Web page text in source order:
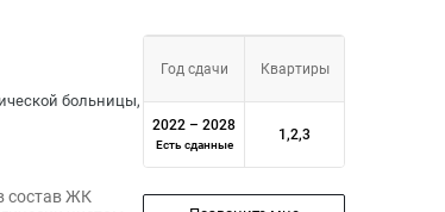
больницы,
состав ЖК
Год сдачи Квартиры
2022 – 2028
Есть сданные
1,2,3